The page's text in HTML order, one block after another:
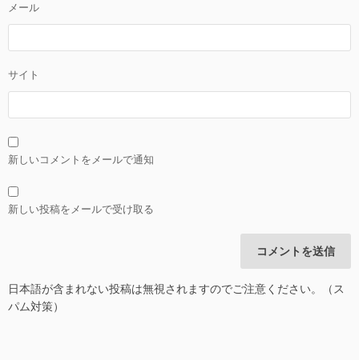
メール
サイト
新しいコメントをメールで通知
新しい投稿をメールで受け取る
日本語が含まれない投稿は無視されますのでご注意ください。（ス
パム対策）